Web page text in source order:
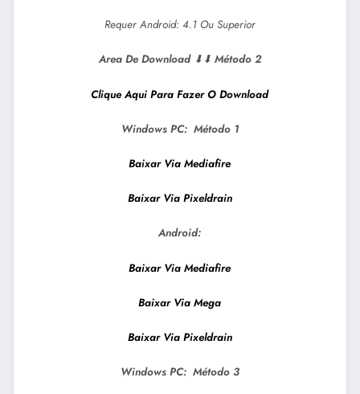
Requer Android: 4.1 Ou Superior
Area De Download⬇⬇ Método 2
Clique Aqui Para Fazer O Download
Windows PC: Método 1
Baixar Via Mediafire
Baixar Via Pixeldrain
Android:
Baixar Via Mediafire
Baixar Via Mega
Baixar Via Pixeldrain
Windows PC: Método 3